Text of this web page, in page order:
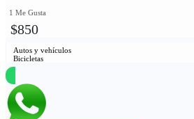
1 Me Gusta
$850
Autos y vehículos
Bicicletas